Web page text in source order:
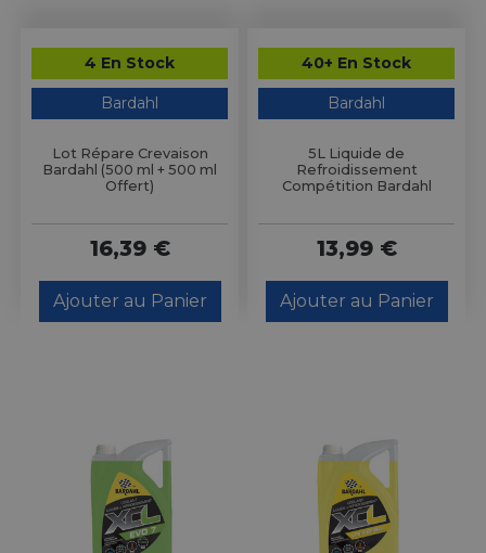
4 En Stock
Bardahl
Lot Répare Crevaison
Bardahl (500 ml + 500 ml
Offert)
16,39 €
Ajouter au Panier
40+ En Stock
Bardahl
5L Liquide de
Refroidissement
Compétition Bardahl
13,99 €
Ajouter au Panier